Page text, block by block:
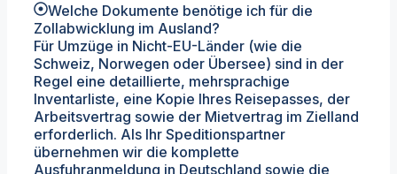
Welche Dokumente benötige ich für die
Zollabwicklung im Ausland?
Für Umzüge in Nicht-EU-Länder (wie die
Schweiz, Norwegen oder Übersee) sind in der
Regel eine detaillierte, mehrsprachige
Inventarliste, eine Kopie Ihres Reisepasses, der
Arbeitsvertrag sowie der Mietvertrag im Zielland
erforderlich. Als Ihr Speditionspartner
übernehmen wir die komplette
Ausfuhranmeldung in Deutschland sowie die